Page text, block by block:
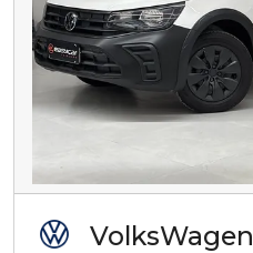
VolksWagen